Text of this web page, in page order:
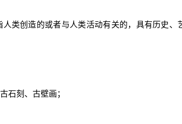
类创造的或者与人类活动有关的，具有历史、
石刻、古壁画；